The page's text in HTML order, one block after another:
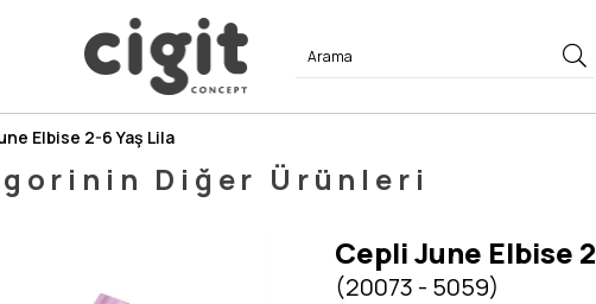
Elbise 2-6 Yaş Lila
Diğer Ürünleri
Cepli June Elbise
(20073 - 5059)